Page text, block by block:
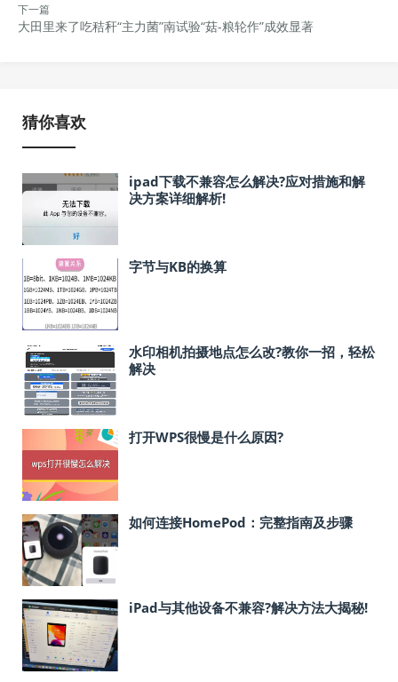
下一篇
大田里来了吃秸秆“主力菌”南试验“菇-粮轮作”成效显著
猜你喜欢
ipad下载不兼容怎么解决?应对措施和解
决方案详细解析!
字节与KB的换算
水印相机拍摄地点怎么改?教你一招，轻松
解决
打开WPS很慢是什么原因?
如何连接HomePod：完整指南及步骤
iPad与其他设备不兼容?解决方法大揭秘!